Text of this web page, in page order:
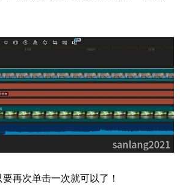
再次单击一次就可以了！